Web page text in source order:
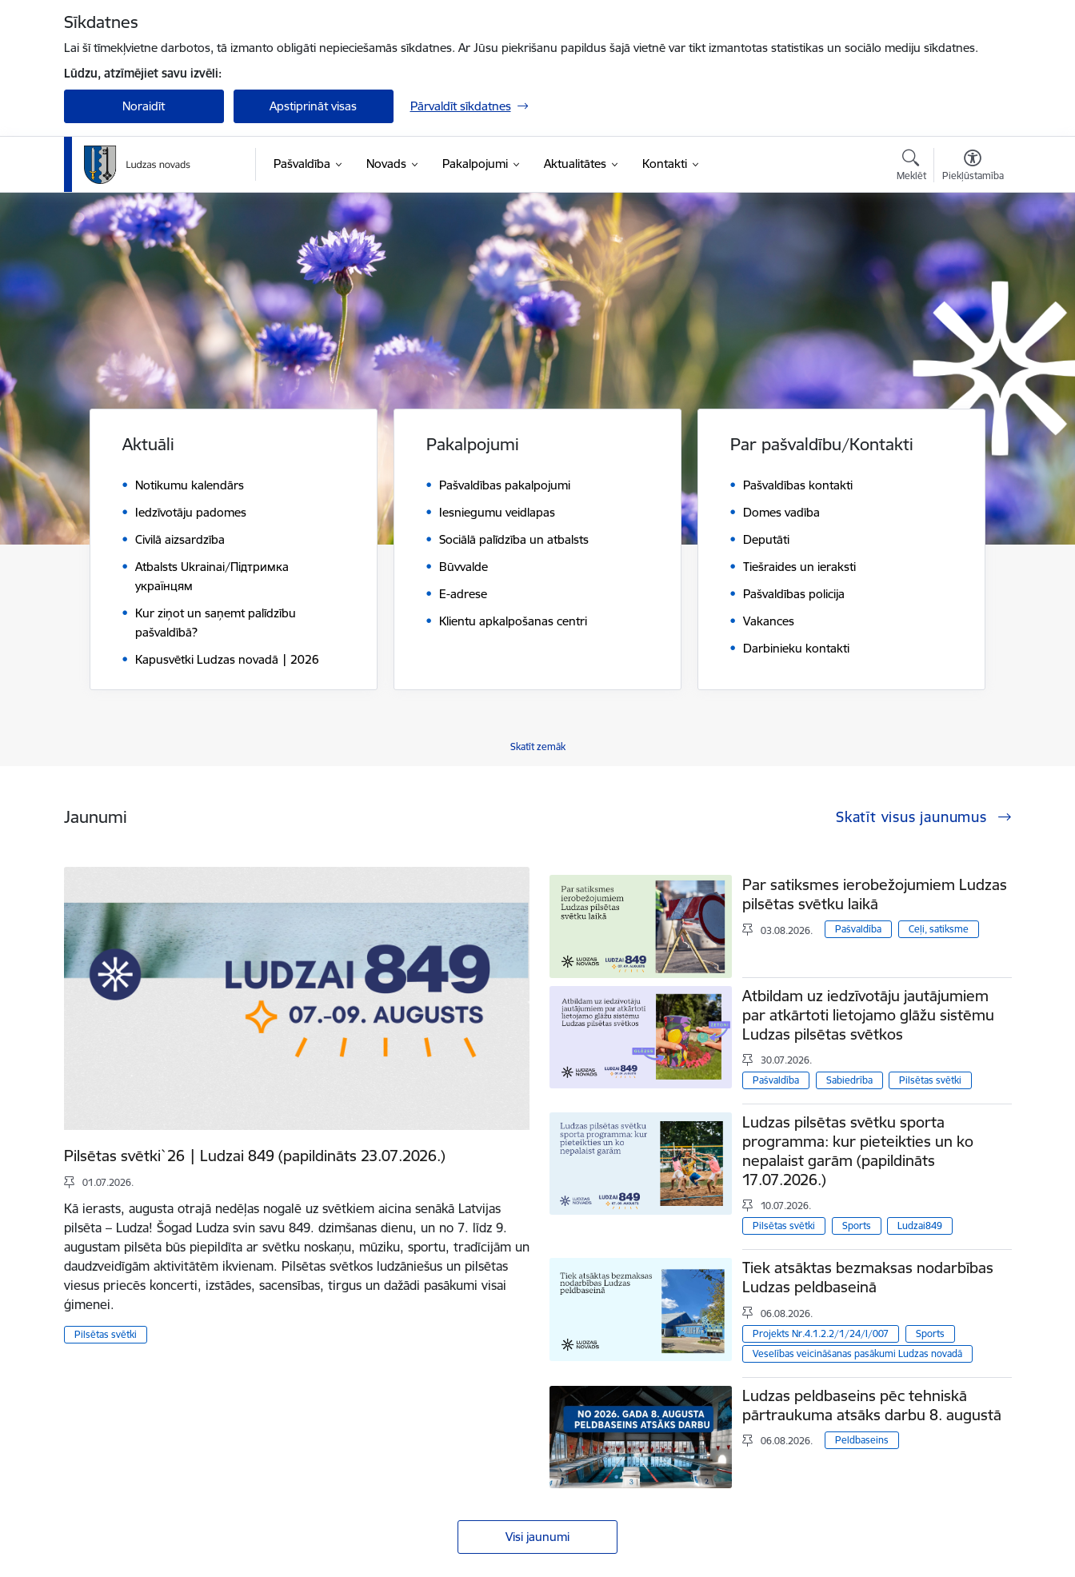
Sīkdatnes
Lai šī tīmekļvietne darbotos, tā izmanto obligāti nepieciešamās sīkdatnes. Ar Jūsu piekrišanu papildus šajā vietnē var tikt izmantotas statistikas un sociālo mediju sīkdatnes.
Lūdzu, atzīmējiet savu izvēli:
Noraidīt Apstiprināt visas Pārvaldīt sīkdatnes
Pašvaldība Novads Pakalpojumi Aktualitātes Kontakti
Meklēt Piekļūstamība
Ludzas novada pašvaldība
Aktuāli
Notikumu kalendārs
Iedzīvotāju padomes
Civilā aizsardzība
Atbalsts Ukrainai/Підтримка
українцям
Kur ziņot un saņemt palīdzību
pašvaldībā?
Kapusvētki Ludzas novadā | 2026
Pakalpojumi
Pašvaldības pakalpojumi
Iesniegumu veidlapas
Sociālā palīdzība un atbalsts
Būvvalde
E-adrese
Klientu apkalpošanas centri
Par pašvaldību/Kontakti
Pašvaldības kontakti
Domes vadība
Deputāti
Tiešraides un ieraksti
Pašvaldības policija
Vakances
Darbinieku kontakti
Skatīt zemāk
Jaunumi Skatīt visus jaunumus
Pilsētas svētki`26 | Ludzai 849 (papildināts 23.07.2026.)
01.07.2026.
Kā ierasts, augusta otrajā nedēļas nogalē uz svētkiem aicina senākā Latvijas
pilsēta – Ludza! Šogad Ludza svin savu 849. dzimšanas dienu, un no 7. līdz 9.
augustam pilsēta būs piepildīta ar svētku noskaņu, mūziku, sportu, tradīcijām un
daudzveidīgām aktivitātēm ikvienam. Pilsētas svētkos ludzāniešus un pilsētas
viesus priecēs koncerti, izstādes, sacensības, tirgus un dažādi pasākumi visai
ģimenei.
Pilsētas svētki
Par satiksmes ierobežojumiem Ludzas
pilsētas svētku laikā
03.08.2026. Pašvaldība Ceļi, satiksme
Atbildam uz iedzīvotāju jautājumiem
par atkārtoti lietojamo glāžu sistēmu
Ludzas pilsētas svētkos
30.07.2026.
Pašvaldība
Sabiedrība Pilsētas svētki
Ludzas pilsētas svētku sporta
programma: kur pieteikties un ko
nepalaist garām (papildināts
17.07.2026.)
10.07.2026.
Pilsētas svētki
Sports Ludzai849
Tiek atsāktas bezmaksas nodarbības
Ludzas peldbaseinā
06.08.2026.
Projekts Nr.4.1.2.2/1/24/I/007
Sports
Veselības veicināšanas pasākumi Ludzas novadā
Ludzas peldbaseins pēc tehniskā
pārtraukuma atsāks darbu 8. augustā
06.08.2026. Peldbaseins
Visi jaunumi